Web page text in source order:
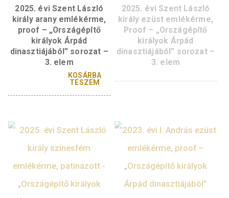
király arany emlékérme,
proof – „Országépítő
királyok Árpád
dinasztiájából” sorozat –
3. elem
KOSÁRBA
király ezüst
Proof –
királyok Árpád
dinasztiájából”
3. elem